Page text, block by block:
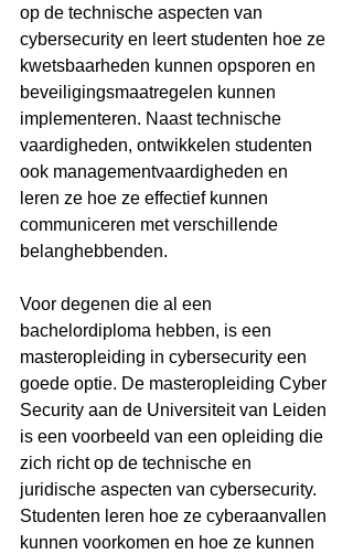
op de technische aspecten van
cybersecurity en leert studenten hoe ze
kwetsbaarheden kunnen opsporen en
beveiligingsmaatregelen kunnen
implementeren. Naast technische
vaardigheden, ontwikkelen studenten
ook managementvaardigheden en
leren ze hoe ze effectief kunnen
communiceren met verschillende
belanghebbenden.
Voor degenen die al een
bachelordiploma hebben, is een
masteropleiding in cybersecurity een
goede optie. De masteropleiding Cyber
Security aan de Universiteit van Leiden
is een voorbeeld van een opleiding die
zich richt op de technische en
juridische aspecten van cybersecurity.
Studenten leren hoe ze cyberaanvallen
kunnen voorkomen en hoe ze kunnen